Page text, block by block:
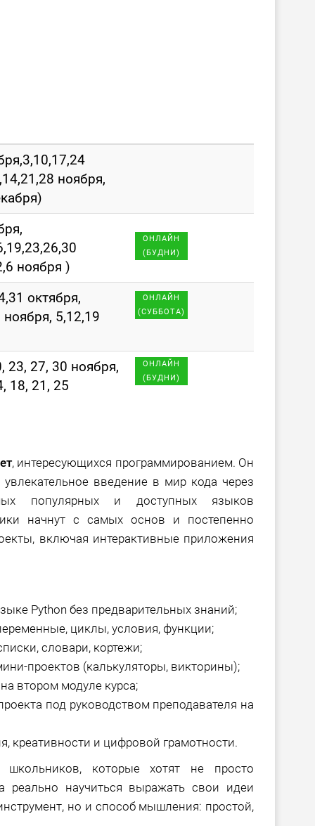
ноября,
ноября )
ОНЛАЙН
(БУДНИ)
октября,
5,12,19
ОНЛАЙН
(СУББОТА)
23, 27, 30 ноября,
18, 21, 25
ОНЛАЙН
(БУДНИ)
, интересующихся программированием. Он
введение в мир кода через
и доступных языков
начнут с самых основ и постепенно
включая интерактивные приложения
Python без предварительных знаний;
циклы, условия, функции;
словари, кортежи;
проектов (калькуляторы, викторины);
втором модуле курса;
под руководством преподавателя на
креативности и цифровой грамотности.
школьников, которые хотят не просто
реально научиться выражать свои идеи
но и способ мышления: простой,